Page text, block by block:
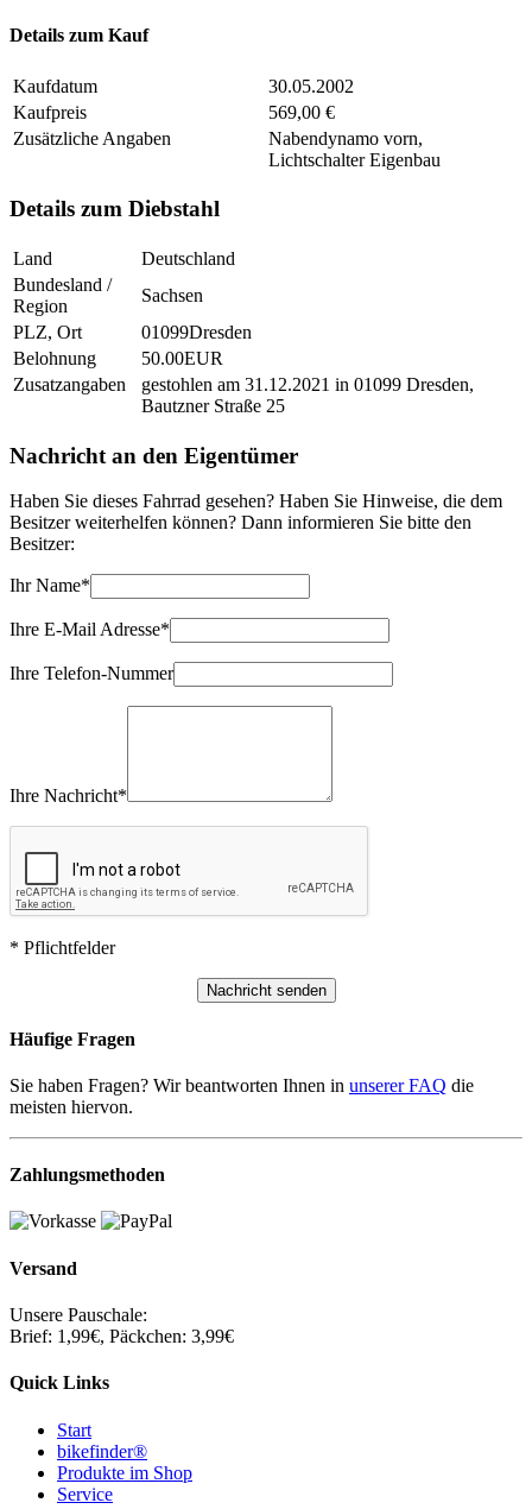
Details zum Kauf
Kaufdatum
30.05.2002
Kaufpreis
569,00 €
Zusätzliche Angaben
Nabendynamo vorn,
Lichtschalter Eigenbau
Details zum Diebstahl
Land
Deutschland
Bundesland /
Region
Sachsen
PLZ, Ort
01099Dresden
Belohnung
50.00EUR
Zusatzangaben
gestohlen am 31.12.2021 in 01099 Dresden,
Bautzner Straße 25
Nachricht an den Eigentümer
Haben Sie dieses Fahrrad gesehen? Haben Sie Hinweise, die dem
Besitzer weiterhelfen können? Dann informieren Sie bitte den
Besitzer:
Ihr Name*
Ihre E-Mail Adresse*
Ihre Telefon-Nummer
Ihre Nachricht*
* Pflichtfelder
Häufige Fragen
Sie haben Fragen? Wir beantworten Ihnen in unserer FAQ die
meisten hiervon.
Zahlungsmethoden
Versand
Unsere Pauschale:
Brief: 1,99€, Päckchen: 3,99€
Quick Links
Start
bikefinder®
Produkte im Shop
Service